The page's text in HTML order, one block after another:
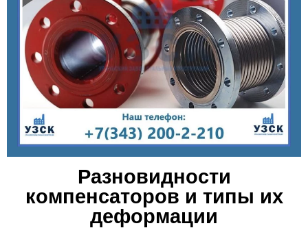
Разновидности
компенсаторов и типы их
деформации